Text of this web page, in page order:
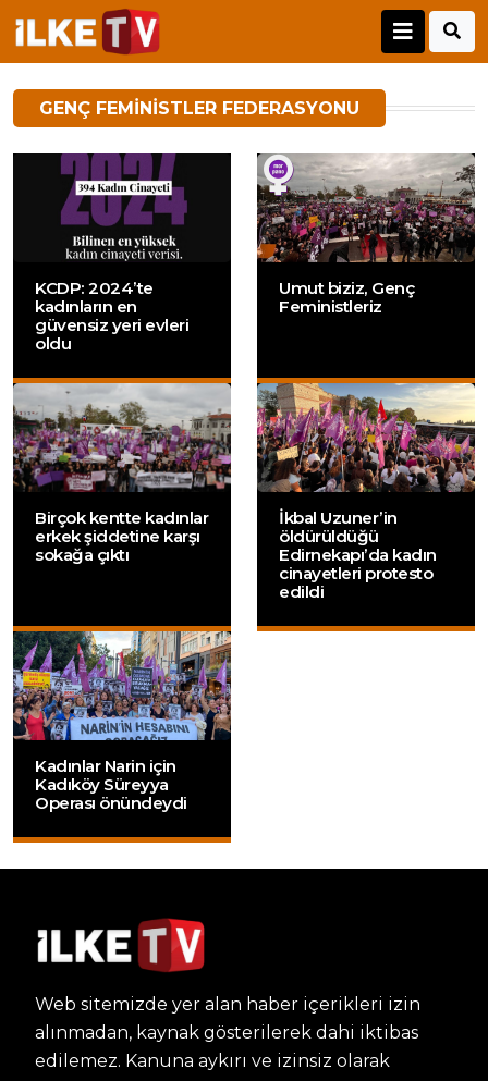
GENÇ FEMINISTLER FEDERASYONU
KCDP: 2024’te
kadınların en
güvensiz yeri evleri
oldu
Umut biziz, Genç
Feministleriz
Birçok kentte kadınlar
erkek şiddetine karşı
sokağa çıktı
İkbal Uzuner’in
öldürüldüğü
Edirnekapı’da kadın
cinayetleri protesto
edildi
Kadınlar Narin için
Kadıköy Süreyya
Operası önündeydi
Web sitemizde yer alan haber içerikleri izin
alınmadan, kaynak gösterilerek dahi iktibas
edilemez. Kanuna aykırı ve izinsiz olarak